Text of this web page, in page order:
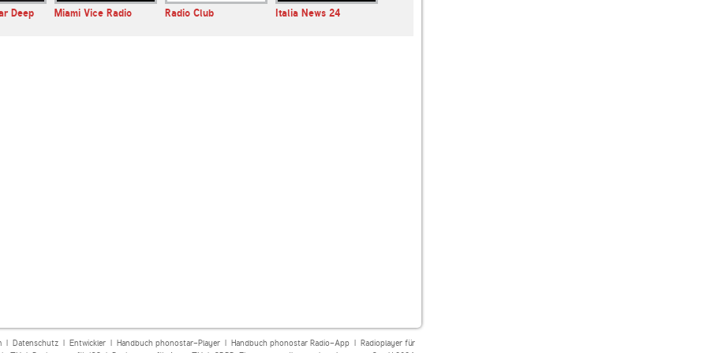
Deep
Miami Vice Radio Radio Club Italia News 24
| Datenschutz| Entwickler| Handbuch phonostar-Player| Handbuch phonostar Radio-App| Radioplayer für